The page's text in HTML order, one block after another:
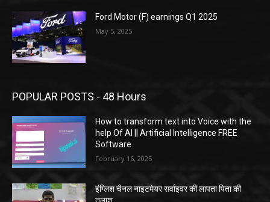
Ford Motor (F) earnings Q1 2025
May 5, 2025
POPULAR POSTS - 48 Hours
How to transform text into Voice with the
help Of AI || Artificial Intelligence FREE
Software.
February 16, 2025
इंग्लिश चैनल नाइटमेयर सर्वाइवर की लापता पिता की
तलाश